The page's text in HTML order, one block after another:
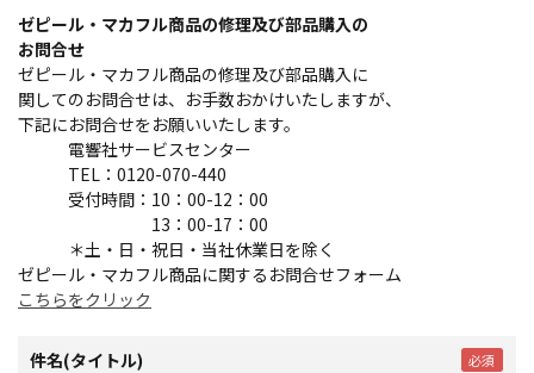
ゼピール・マカフル商品の修理及び部品購入の
お問合せ
ゼピール・マカフル商品の修理及び部品購入に
関してのお問合せは、お手数おかけいたしますが、
下記にお問合せをお願いいたします。
電響社サービスセンター
TEL：0120-070-440
受付時間：10：00-12：00
13：00-17：00
＊土・日・祝日・当社休業日を除く
ゼピール・マカフル商品に関するお問合せフォーム
こちらをクリック
件名(タイトル)